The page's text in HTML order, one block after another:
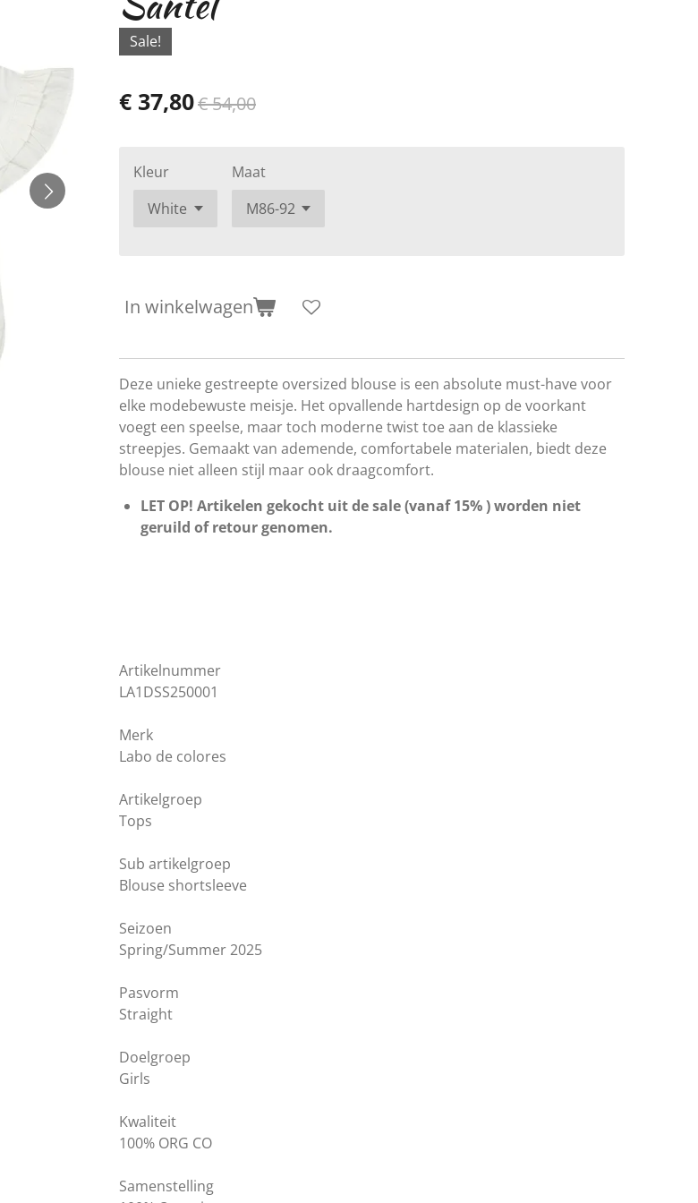
Sale!
€ 37,80€ 54,00
Kleur Maat
In winkelwagen
Deze unieke gestreepte oversized blouse is een absolute must-have voor
elke modebewuste meisje. Het opvallende hartdesign op de voorkant
voegt een speelse, maar toch moderne twist toe aan de klassieke
streepjes. Gemaakt van ademende, comfortabele materialen, biedt deze
blouse niet alleen stijl maar ook draagcomfort.
LET OP! Artikelen gekocht uit de sale (vanaf 15% ) worden niet
geruild of retour genomen.
Artikelnummer
LA1DSS250001
Merk
Labo de colores
Artikelgroep
Tops
Sub artikelgroep
Blouse shortsleeve
Seizoen
Spring/Summer 2025
Pasvorm
Straight
Doelgroep
Girls
Kwaliteit
100% ORG CO
Samenstelling